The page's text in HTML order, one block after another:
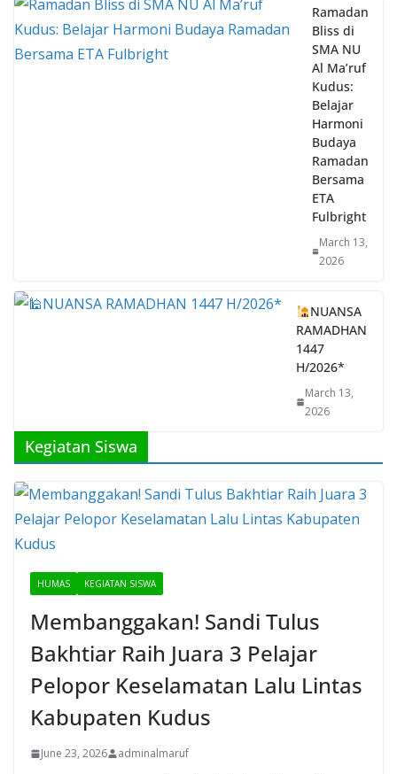
Bliss di
SMA NU
Al Ma’ruf
Kudus:
Belajar
Harmoni
Budaya
Ramadan
Bersama
ETA
Fulbright
March 13,
2026
RAMADHAN
1447
H/2026*
March 13,
2026
Membanggakan! Sandi Tulus
Bakhtiar Raih Juara 3 Pelajar
Pelopor Keselamatan Lalu Lintas
Kabupaten Kudus
June 23, 2026
KUDUS – Prestasi gemilang kembali ditorehkan oleh siswa